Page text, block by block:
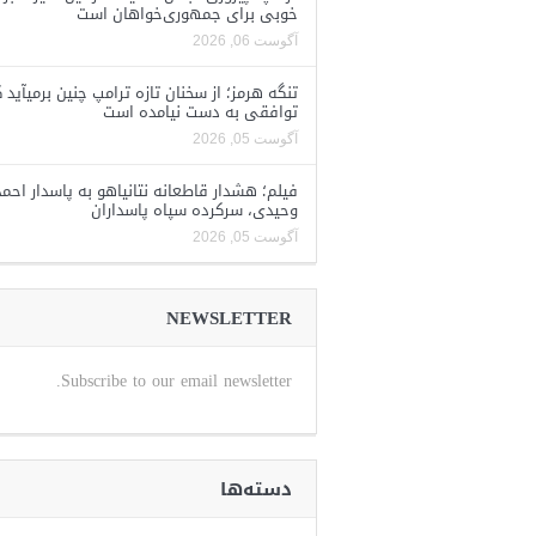
خوبی برای جمهوری‌خواهان است
آگوست 06, 2026
تنگه هرمز؛ از سخنان تازه ترامپ چنین
توافقی به دست نیامده است
آگوست 05, 2026
فیلم؛ هشدار قاطعانه نتانیاهو به پاسدار
وحیدی، سرکرده سپاه پاسداران
آگوست 05, 2026
NEWSLETTER
Subscribe to our email newsletter.
دسته‌ها